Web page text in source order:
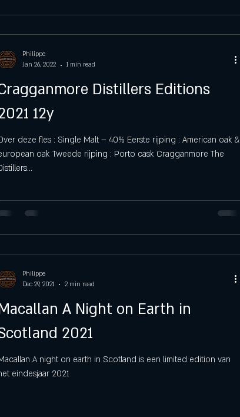
Distillers Editions
12y
deze fles : Single Malt – 40% Eerste rijping : American oak &
oak Tweede rijping : Porto cask Cragganmore The
Philippe
Jan 26, 2022
1 min read
A Night on Earth in
2021
A night on earth in Scotland is een limited edition van
eindesjaar 2021
Philippe
Dec 29, 2021
2 min read